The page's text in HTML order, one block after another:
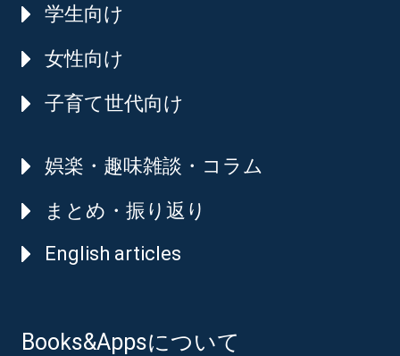
学生向け
女性向け
子育て世代向け
娯楽・趣味雑談・コラム
まとめ・振り返り
English articles
Books&Appsについて